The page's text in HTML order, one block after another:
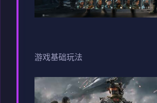
游戏基础玩法